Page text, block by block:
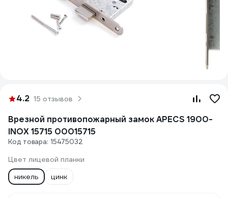
4.2 15 отзывов
Врезной противопожарный замок APECS 1900-
INOX 15715 00015715
Код товара: 15475032
Цвет лицевой планки
никель
цинк